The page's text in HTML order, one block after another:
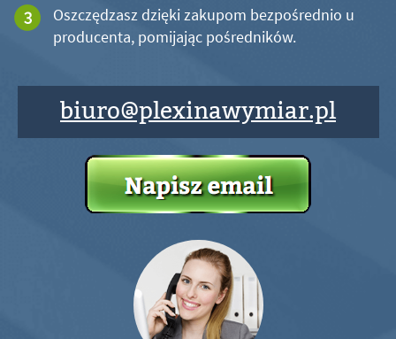
Oszczędzasz dzięki zakupom bezpośrednio u
producenta, pomijając pośredników.
biuro@plexinawymiar.pl